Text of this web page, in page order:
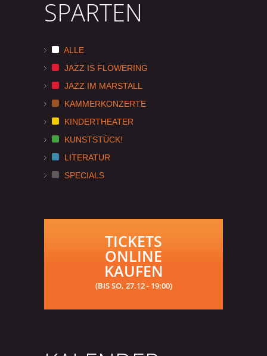
SPARTEN
ALLE
JAZZ IS FLOWERING
JAZZ IM MARSTALL
KAMMERKONZERTE
KINDERTHEATER
KUNSTSTÜCK!
LITERATUR
SPECIALS
TICKETS
ONLINE
KAUFEN
(BIS SO, 27.12 - 19:00)